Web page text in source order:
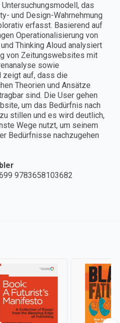
das
und Design-Wahrnehmung
erfasst. Basierend auf
Operationalisierung von
Thinking Aloud analysiert
von Zeitungswebsites mit
sowie
zeigt auf, dass die
Theorien und Ansätze
sind. Die User gehen
um das Bedürfnis nach
stillen und es wird deutlich,
Wege nutzt, um seinem
Bedürfnisse nachzugehen
9783658103682